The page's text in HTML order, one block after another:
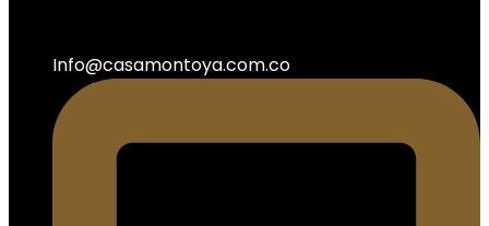
Info@casamontoya.com.co